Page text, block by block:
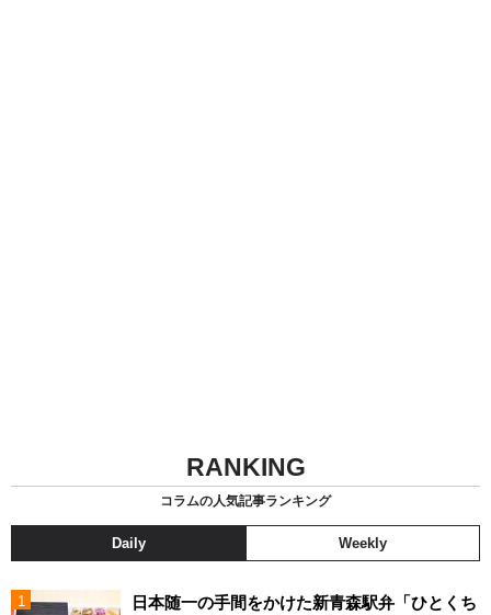
RANKING
コラムの人気記事ランキング
Daily Weekly
日本随一の手間をかけた新青森駅弁「ひとくち